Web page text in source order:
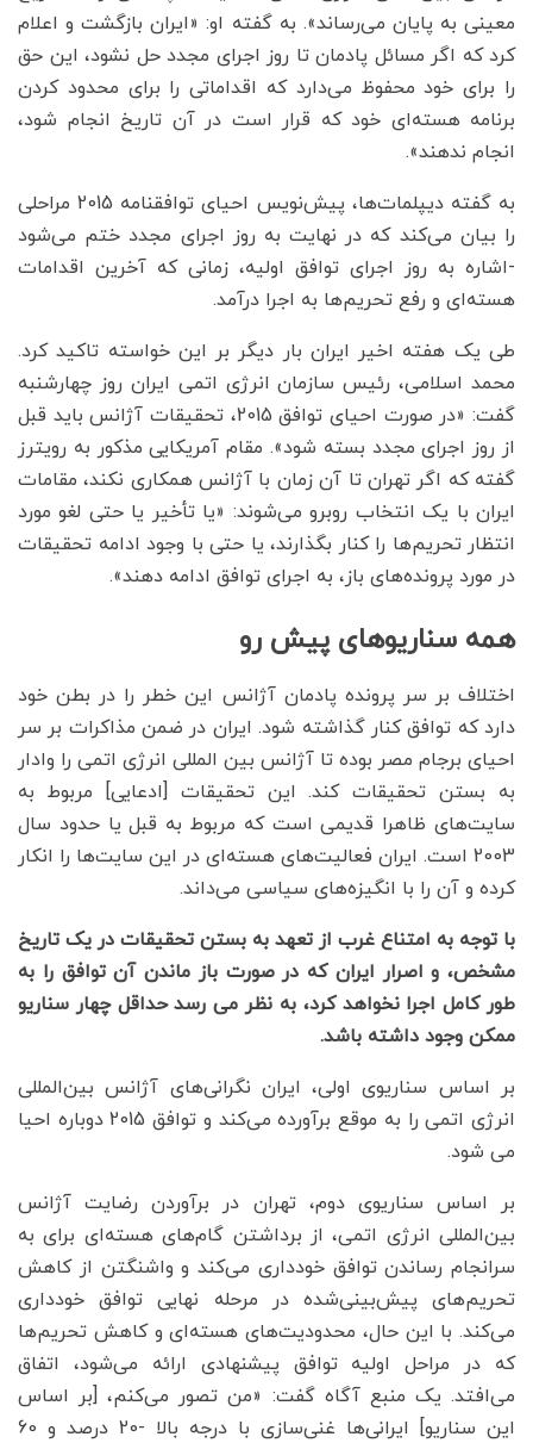
معینی به پایان می‌رساند». به گفته او: «ایران بازگشت و اعلام
کرد که اگر مسائل پادمان تا روز اجرای مجدد حل نشود، این حق
را برای خود محفوظ می‌دارد که اقداماتی را برای محدود کردن
برنامه هسته‌ای خود که قرار است در آن تاریخ انجام شود،
انجام ندهند».
به گفته دیپلمات‌ها، پیش‌نویس احیای توافقنامه 2015 مراحلی
را بیان می‌کند که در نهایت به روز اجرای مجدد ختم می‌شود
-اشاره به روز اجرای توافق اولیه، زمانی که آخرین اقدامات
هسته‌ای و رفع تحریم‌ها به اجرا درآمد.
طی یک هفته اخیر ایران بار دیگر بر این خواسته تاکید کرد.
محمد اسلامی، رئیس سازمان انرژی اتمی ایران روز چهارشنبه
گفت: «در صورت احیای توافق 2015، تحقیقات آژانس باید قبل
از روز اجرای مجدد بسته شود». مقام آمریکایی مذکور به رویترز
گفته که اگر تهران تا آن زمان با آژانس همکاری نکند، مقامات
ایران با یک انتخاب روبرو می‌شوند: «یا تأخیر یا حتی لغو مورد
انتظار تحریم‌ها را کنار بگذارند، یا حتی با وجود ادامه تحقیقات
در مورد پرونده‌های باز، به اجرای توافق ادامه دهند».
همه سناریوهای پیش رو
اختلاف بر سر پرونده پادمان آژانس این خطر را در بطن خود
دارد که توافق کنار گذاشته شود. ایران در ضمن مذاکرات بر سر
احیای برجام مصر بوده تا آژانس بین المللی انرژی اتمی را وادار
به بستن تحقیقات کند. این تحقیقات [ادعایی] مربوط به
سایت‌های ظاهرا قدیمی است که مربوط به قبل یا حدود سال
2003 است. ایران فعالیت‌های هسته‌ای در این سایت‌ها را انکار
کرده و آن را با انگیزه‌های سیاسی می‌داند.
با توجه به امتناع غرب از تعهد به بستن تحقیقات در یک تاریخ
مشخص، و اصرار ایران که در صورت باز ماندن آن توافق را به
طور کامل اجرا نخواهد کرد، به نظر می رسد حداقل چهار سناریو
ممکن وجود داشته باشد.
بر اساس سناریوی اولی، ایران نگرانی‌های آژانس بین‌المللی
انرژی اتمی را به موقع برآورده می‌کند و توافق 2015 دوباره احیا
می شود.
بر اساس سناریوی دوم، تهران در برآوردن رضایت آژانس
بین‌المللی انرژی اتمی، از برداشتن گام‌های هسته‌ای برای به
سرانجام رساندن توافق خودداری می‌کند و واشنگتن از کاهش
تحریم‌های پیش‌بینی‌شده در مرحله نهایی توافق خودداری
می‌کند. با این حال، محدودیت‌های هسته‌ای و کاهش تحریم‌ها
که در مراحل اولیه توافق پیشنهادی ارائه می‌شود، اتفاق
می‌افتد. یک منبع آگاه گفت: «من تصور می‌کنم، [بر اساس
این سناریو] ایرانی‌ها غنی‌سازی با درجه بالا -20 درصد و 60